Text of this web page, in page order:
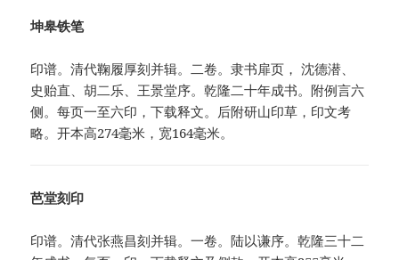
坤皋铁笔
印谱。清代鞠履厚刻并辑。二卷。隶书扉页， 沈德潜、
史贻直、胡二乐、王景堂序。乾隆二十年成书。附例言六
侧。每页一至六印，下载释文。后附研山印草，印文考
略。开本高274毫米，宽164毫米。
芭堂刻印
印谱。清代张燕昌刻并辑。一卷。陆以谦序。乾隆三十二